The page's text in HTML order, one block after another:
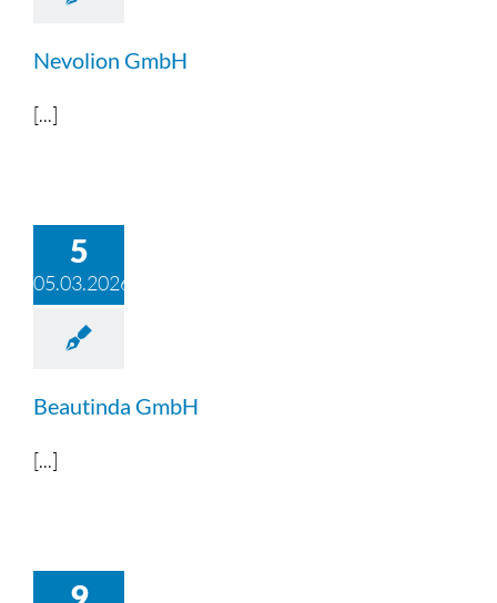
Über uns
Nevolion GmbH
[...]
5
05.03.2026
Beautinda GmbH
[...]